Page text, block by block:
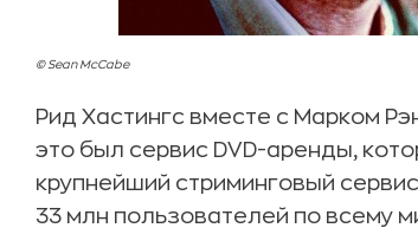
© Sean McCabe
Рид Хастингс вместе с Марком
это был сервис DVD-аренды,
крупнейший стриминговый
33 млн пользователей по всему